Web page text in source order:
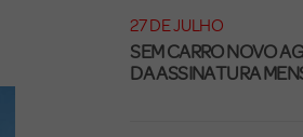
27 DE JULHO
SEM CARRO NOVO
DA ASSINATURA